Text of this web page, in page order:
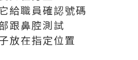
給職員確認號碼
跟鼻腔測試
放在指定位置